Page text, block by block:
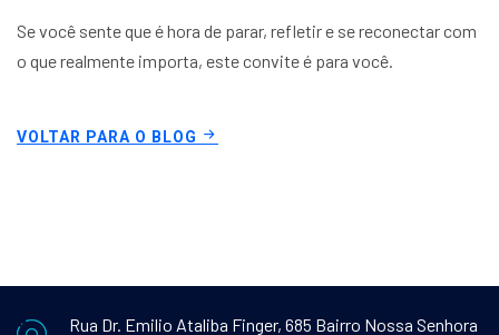
Se você sente que é hora de parar, refletir e se reconectar com
o que realmente importa, este convite é para você.
VOLTAR PARA O BLOG
Rua Dr. Emilio Ataliba Finger, 685 Bairro Nossa Senhora